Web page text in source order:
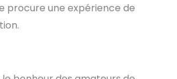
procure une expérience de